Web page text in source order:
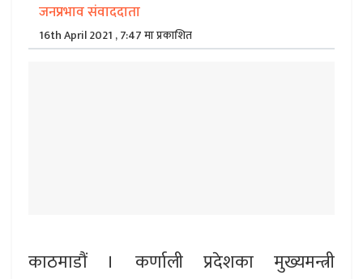
जनप्रभाव संवाददाता
16th April 2021 , 7:47 मा प्रकाशित
काठमाडौं । कर्णाली प्रदेशका मुख्यमन्त्री